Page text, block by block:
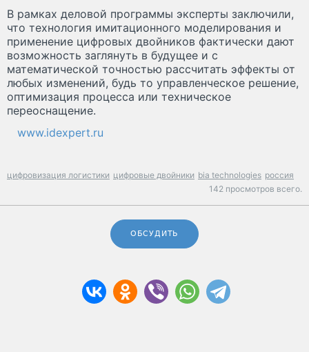
В рамках деловой программы эксперты заключили,
что технология имитационного моделирования и
применение цифровых двойников фактически дают
возможность заглянуть в будущее и с
математической точностью рассчитать эффекты от
любых изменений, будь то управленческое решение,
оптимизация процесса или техническое
переоснащение.
www.idexpert.ru
цифровизация логистики цифровые двойники bia technologies россия
142 просмотров всего.
ОБСУДИТЬ